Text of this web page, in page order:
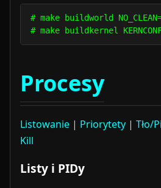
# make buildworld
Procesy
Listowanie | Priorytety | Tło/
Kill
Listy i PIDy